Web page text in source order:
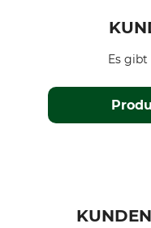
Es gibt